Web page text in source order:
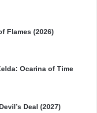
Flames (2026)
Ocarina of Time
Deal (2027)